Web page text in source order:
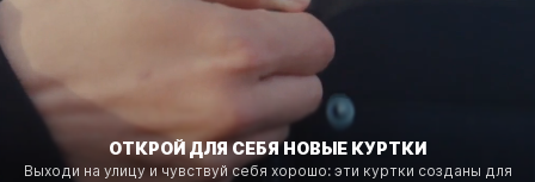
ОТКРОЙ ДЛЯ СЕБЯ НОВЫЕ КУРТКИ
Выходи на улицу и чувствуй себя хорошо: эти куртки созданы для